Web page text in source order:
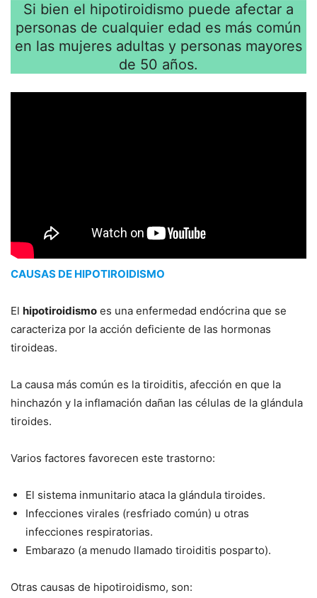
Si bien el hipotiroidismo puede afectar a
personas de cualquier edad es más común
en las mujeres adultas y personas mayores
de 50 años.
CAUSAS DE HIPOTIROIDISMO
El hipotiroidismo es una enfermedad endócrina que se
caracteriza por la acción deficiente de las hormonas
tiroideas.
La causa más común es la tiroiditis, afección en que la
hinchazón y la inflamación dañan las células de la glándula
tiroides.
Varios factores favorecen este trastorno:
El sistema inmunitario ataca la glándula tiroides.
Infecciones virales (resfriado común) u otras
infecciones respiratorias.
Embarazo (a menudo llamado tiroiditis posparto).
Otras causas de hipotiroidismo, son: